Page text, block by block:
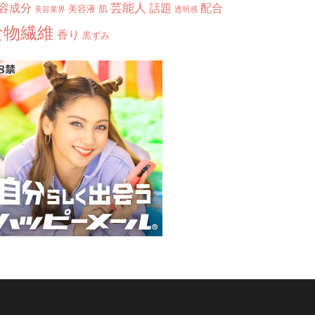
成分 美容業界 美容液 肌 芸能人 話題 透明感 配合
繊維 香り 黒ずみ